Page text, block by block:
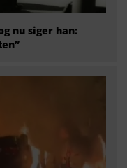
nu siger han: